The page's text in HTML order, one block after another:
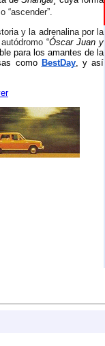
“ascender”.
y la adrenalina por la
“Óscar Juan y
para los amantes de la
como BestDay, y así